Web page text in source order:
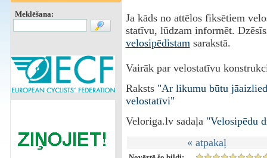
Meklēšana:
Ja kāds no attēlos fiksētiem
statīvu, lūdzam informēt.
velosipēdistam sarakstā.
Vairāk par velostatīvu
Raksts "Ar likumu būtu
velostatīvi"
Veloriga.lv sadaļa "Velosipēdu
« atpakaļ